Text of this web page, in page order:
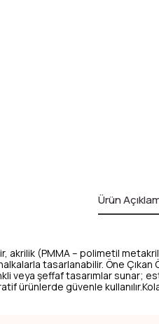
Ürün
akrilik (PMMA – polimetil
tasarlanabilir. Öne
şeffaf tasarımlar sunar;
ürünlerde güvenle